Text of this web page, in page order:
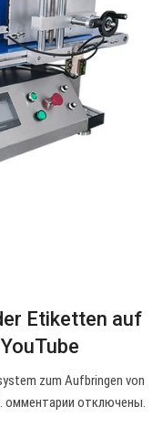
Etiketten auf
zum Aufbringen von
омментарии отключены.